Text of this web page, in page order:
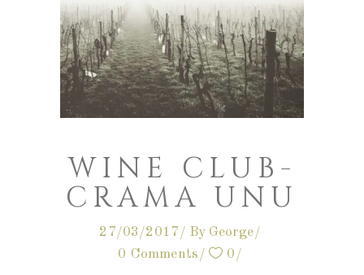
WINE CLUB-
CRAMA UNU
27/03/2017 By George
0 Comments
0